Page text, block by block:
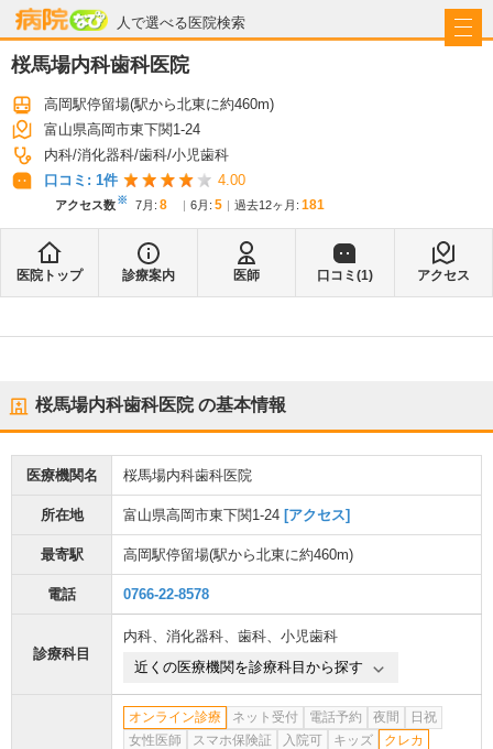
人で選べる医院検索
病院なび
桜馬場内科歯科医院
高岡駅停留場(駅から北東に約460m)
富山県高岡市東下関1-24
内科 消化器科 歯科 小児歯科
口コミ: 1件 4.00
アクセス数※ 7月 : 8 6月 : 5 過去12ヶ月: 181
医院トップ 診療案内 医師 口コミ(1) アクセス
桜馬場内科歯科医院の基本情報
医療機関名 桜馬場内科歯科医院
所在地 富山県高岡市東下関1-24 [アクセス]
最寄駅 高岡駅停留場(駅から北東に約460m)
電話 0766-22-8578
診療科目
内科、 消化器科、 歯科、 小児歯科
近くの医療機関を診療科目から探す
オンライン診療 ネット受付 電話予約 夜間
日祝
女性医師
スマホ保険証 入院可 キッズ
クレカ